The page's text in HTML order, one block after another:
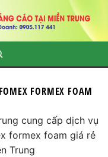
FORMEX FOAM
cung cấp dịch vụ
formex foam giá rẻ
Trung